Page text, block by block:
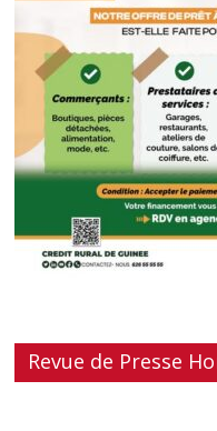
Revue de Presse